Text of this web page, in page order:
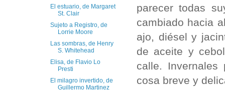
parecer todas
cambiado hacia
ajo, diésel y
de aceite y
calle.
cosa breve y
El estuario, de Margaret
St. Clair
Sujeto a Registro, de
Lorrie Moore
Las sombras, de Henry
S. Whitehead
Elisa, de Flavio Lo
Presti
El milagro invertido, de
Guillermo Martinez